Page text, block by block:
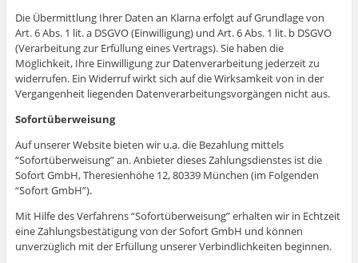
Die Übermittlung Ihrer Daten an Klarna erfolgt auf Grundlage von
Art. 6 Abs. 1 lit. a DSGVO (Einwilligung) und Art. 6 Abs. 1 lit. b DSGVO
(Verarbeitung zur Erfüllung eines Vertrags). Sie haben die
Möglichkeit, Ihre Einwilligung zur Datenverarbeitung jederzeit zu
widerrufen. Ein Widerruf wirkt sich auf die Wirksamkeit von in der
Vergangenheit liegenden Datenverarbeitungsvorgängen nicht aus.
Sofortüberweisung
Auf unserer Website bieten wir u.a. die Bezahlung mittels
“Sofortüberweisung” an. Anbieter dieses Zahlungsdienstes ist die
Sofort GmbH, Theresienhöhe 12, 80339 München (im Folgenden
“Sofort GmbH”).
Mit Hilfe des Verfahrens “Sofortüberweisung” erhalten wir in Echtzeit
eine Zahlungsbestätigung von der Sofort GmbH und können
unverzüglich mit der Erfüllung unserer Verbindlichkeiten beginnen.